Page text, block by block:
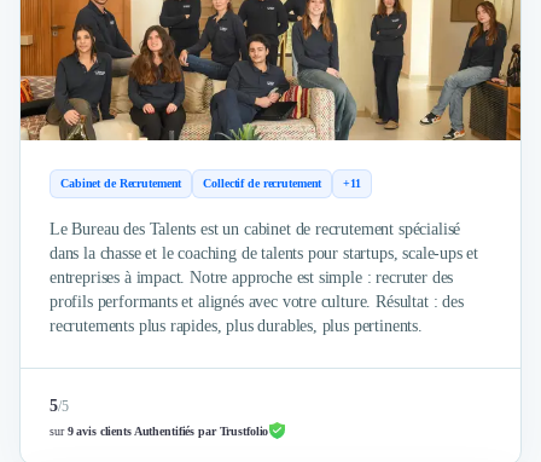
Cabinet de Recrutement Collectif de recrutement +11
Le Bureau des Talents est un cabinet de recrutement spécialisé
dans la chasse et le coaching de talents pour startups, scale-ups et
entreprises à impact. Notre approche est simple : recruter des
profils performants et alignés avec votre culture. Résultat : des
recrutements plus rapides, plus durables, plus pertinents.
5/5
sur9 avis clients Authentifiés par Trustfolio